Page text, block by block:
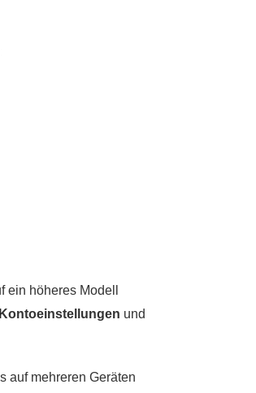
höheres Modell
Kontoeinstellungen und
auf mehreren Geräten